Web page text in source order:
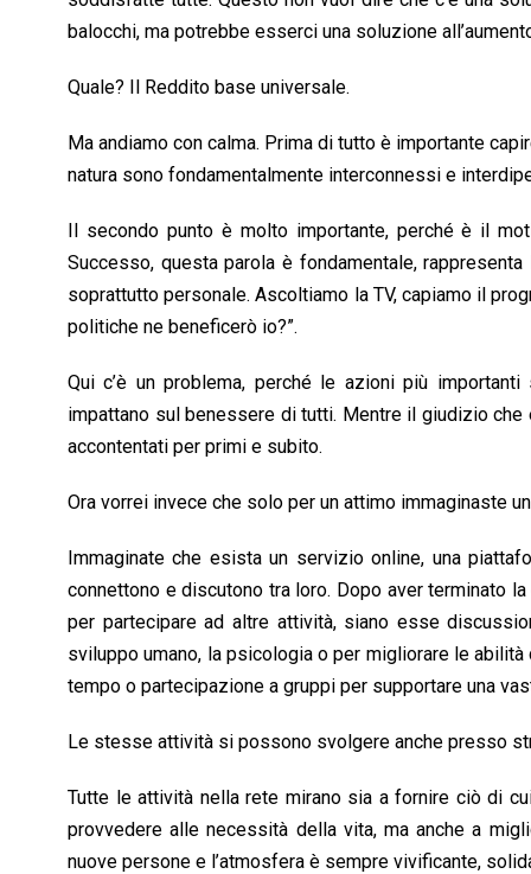
o
o
A
p
d
I
d
s
i
n
balocchi, ma potrebbe esserci una soluzione
Quale? Il Reddito base universale.
Ma andiamo con calma. Prima di tutto è importante
natura sono fondamentalmente interconnessi e
Il secondo punto è molto importante, perché è il
Successo, questa parola è fondamentale,
soprattutto personale. Ascoltiamo la TV, capiamo il
politiche ne beneficerò io?”.
Qui c’è un problema, perché le azioni più
impattano sul benessere di tutti. Mentre il giudizio
accontentati per primi e subito.
Ora vorrei invece che solo per un attimo immaginaste
Immaginate che esista un servizio online, una
connettono e discutono tra loro. Dopo aver terminato
per partecipare ad altre attività, siano esse
sviluppo umano, la psicologia o per migliorare le
tempo o partecipazione a gruppi per supportare una
Le stesse attività si possono svolgere anche presso
Tutte le attività nella rete mirano sia a fornire ciò di
provvedere alle necessità della vita, ma anche a
nuove persone e l’atmosfera è sempre vivificante,